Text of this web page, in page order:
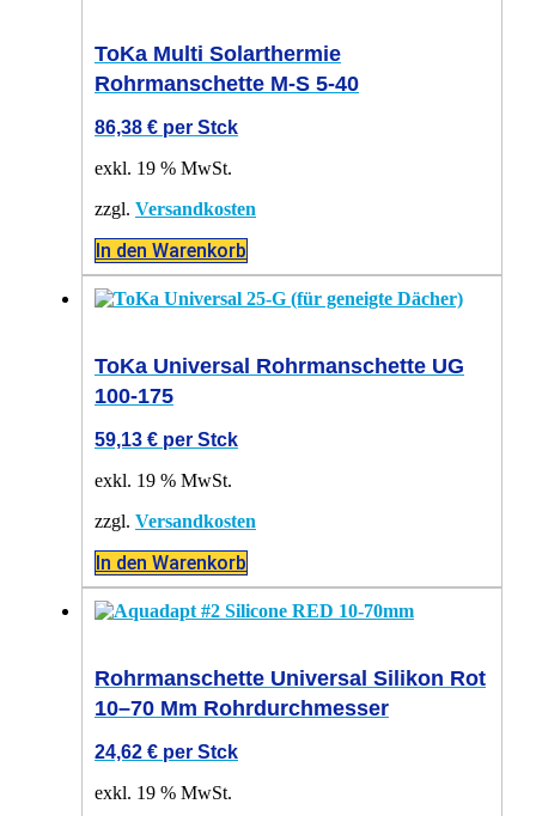
ToKa Multi Solarthermie
Rohrmanschette M-S 5-40
86,38 € per Stck
exkl. 19 % MwSt.
zzgl. Versandkosten
In den Warenkorb
ToKa Universal Rohrmanschette UG
100-175
59,13 € per Stck
exkl. 19 % MwSt.
zzgl. Versandkosten
In den Warenkorb
Rohrmanschette Universal Silikon Rot
10–70 Mm Rohrdurchmesser
24,62 € per Stck
exkl. 19 % MwSt.